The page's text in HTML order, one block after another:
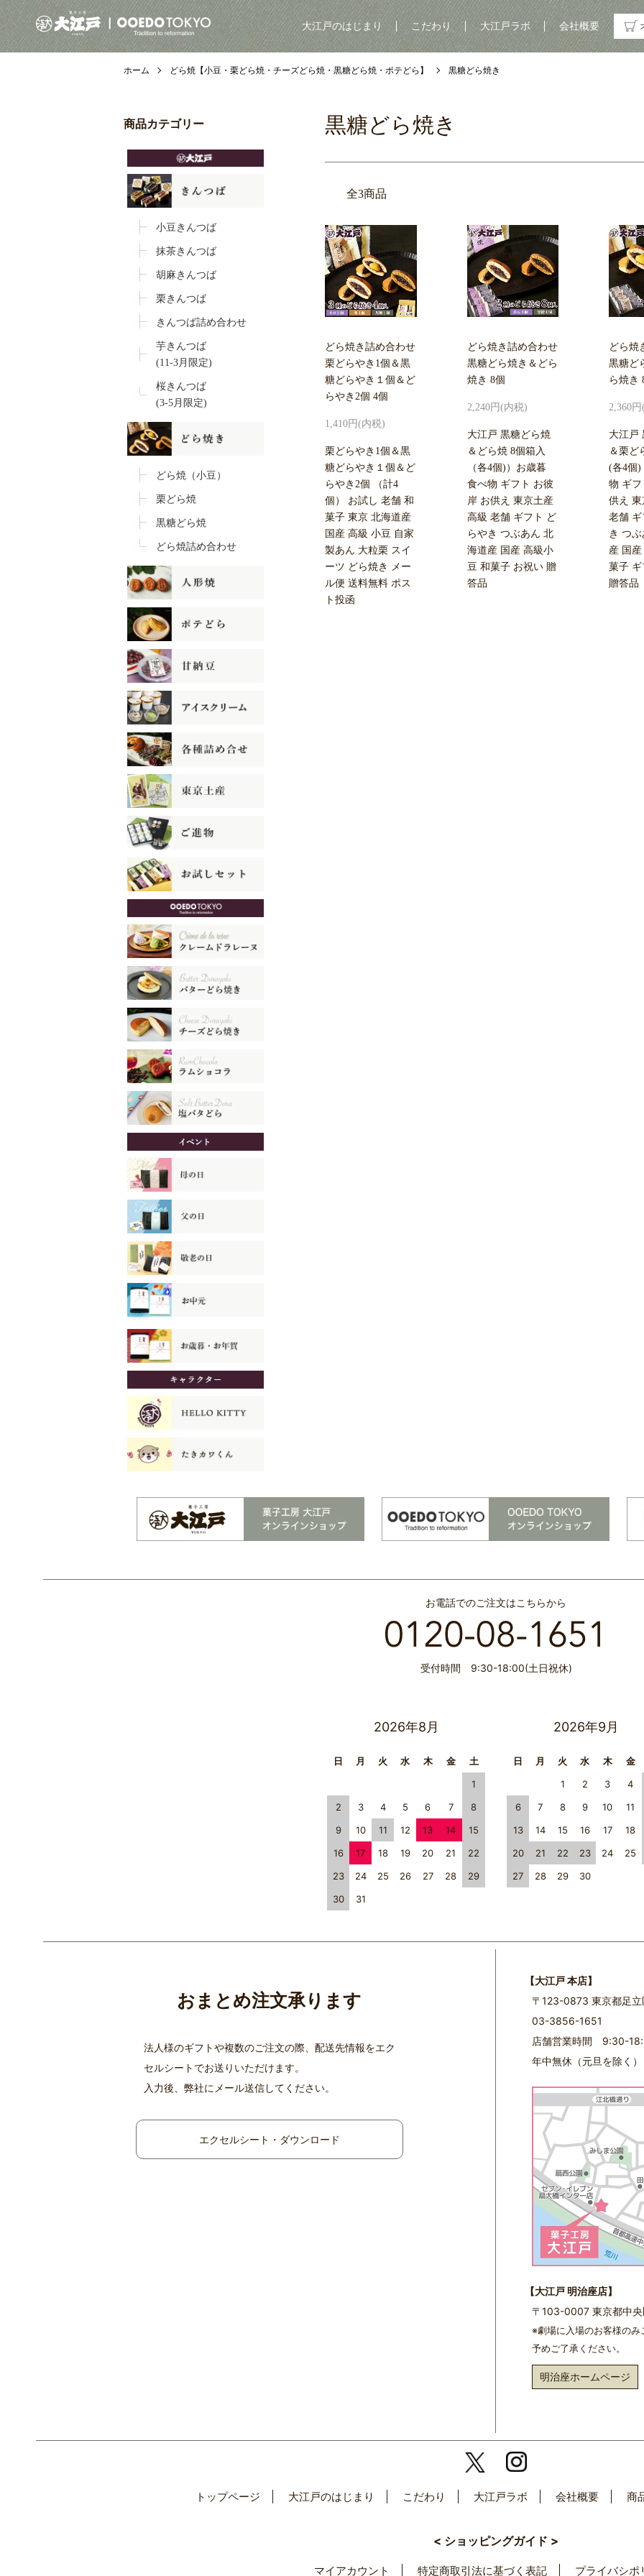
大江戸のはじまり こだわり 大江戸ラボ 会社概要
ホーム どら焼【小豆・栗どら焼・チーズどら焼・黒糖どら焼・ポテどら】 黒糖どら焼き
黒糖どら焼き
全3商品
どら焼き詰め合わせ
栗どらやき1個＆黒
糖どらやき１個＆ど
らやき2個 4個
1,410円(内税)
栗どらやき1個＆黒
糖どらやき１個＆ど
らやき2個 （計4
個） お試し 老舗 和
菓子 東京 北海道産
国産 高級 小豆 自家
製あん 大粒栗 スイ
ーツ どら焼き メー
ル便 送料無料 ポス
ト投函
どら焼き詰め合わせ
黒糖どら焼き＆どら
焼き 8個
2,240円(内税)
大江戸 黒糖どら焼
＆どら焼 8個箱入
（各4個)）お歳暮
食べ物 ギフト お彼
岸 お供え 東京土産
高級 老舗 ギフト ど
らやき つぶあん 北
海道産 国産 高級小
豆 和菓子 お祝い 贈
答品
どら焼
黒糖ど
ら焼き
2,360
大江戸
＆栗ど
(各4個)
物 ギフ
供え 東
老舗
き つ
産 国
菓子
贈答品
商品カテゴリー
小豆きんつば
抹茶きんつば
胡麻きんつば
栗きんつば
きんつば詰め合わせ
芋きんつば
(11-3月限定)
桜きんつば
(3-5月限定)
どら焼（小豆）
栗どら焼
黒糖どら焼
どら焼詰め合わせ
お電話でのご注文はこちらから
受付時間 9:30-18:00(土日祝休)
2026年8月
日 月 火 水 木 金
土
1
2
3 4 5 6 7
8
9
10 11 12 13 14
15
16
17 18 19 20 21
22
23
24 25 26 27 28
29
30
31
2026年9月
日 月 火 水 木 金
1
2 3 4
6
7 8 9 10 11
13
14 15 16 17 18
20
21 22 23 24 25
27
28 29 30
おまとめ注文承ります
法人様のギフトや複数のご注文の際、配送先情報をエク
セルシートでお送りいただけます。
入力後、弊社にメール送信してください。
エクセルシート・ダウンロード
【大江戸 本店】
〒123-0873 東京都足
03-3856-1651
店舗営業時間 9:30-
年中無休（元旦を除く）
【大江戸 明治座店】
〒103-0007 東京都中央
※劇場に入場のお客様のみ
予めご了承ください。
明治座ホームページ
トップページ 大江戸のはじまり こだわり 大江戸ラボ 会社概要 商
< ショッピングガイド >
マイアカウント 特定商取引法に基づく表記 プライバシポ